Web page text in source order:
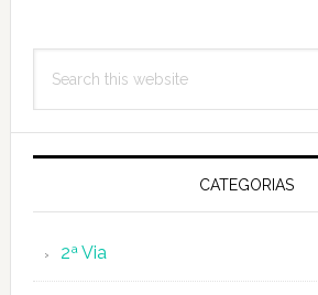
Primary
Sidebar
this
CATEGORIAS
2ª Via